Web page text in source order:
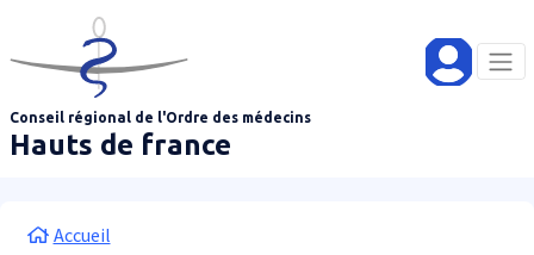
Aller au contenu principal
Conseil régional de l'Ordre des médecins
Hauts de france
Fil d'Ariane
Accueil
Panneau de gestion des cookies